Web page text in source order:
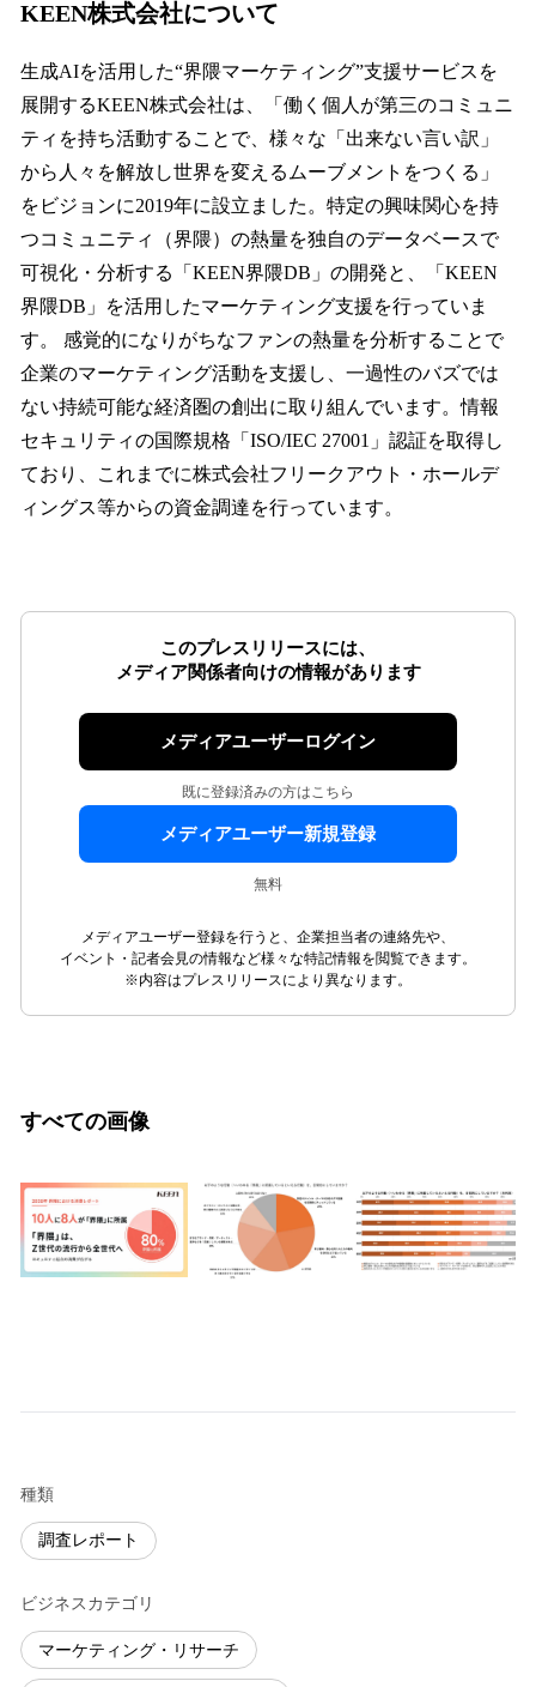
KEEN株式会社について
生成AIを活用した“界隈マーケティング”支援サービスを
展開するKEEN株式会社は、「働く個人が第三のコミュニ
ティを持ち活動することで、様々な「出来ない言い訳」
から人々を解放し世界を変えるムーブメントをつくる」
をビジョンに2019年に設立ました。特定の興味関心を持
つコミュニティ（界隈）の熱量を独自のデータベースで
可視化・分析する「KEEN界隈DB」の開発と、「KEEN
界隈DB」を活用したマーケティング支援を行っていま
す。 感覚的になりがちなファンの熱量を分析することで
企業のマーケティング活動を支援し、一過性のバズでは
ない持続可能な経済圏の創出に取り組んでいます。情報
セキュリティの国際規格「ISO/IEC 27001」認証を取得し
ており、これまでに株式会社フリークアウト・ホールデ
ィングス等からの資金調達を行っています。
このプレスリリースには、
メディア関係者向けの情報があります
メディアユーザーログイン
既に登録済みの方はこちら
メディアユーザー新規登録
無料
メディアユーザー登録を行うと、企業担当者の連絡先や、
イベント・記者会見の情報など様々な特記情報を閲覧できます。
※内容はプレスリリースにより異なります。
すべての画像
種類
調査レポート
ビジネスカテゴリ
マーケティング・リサーチ